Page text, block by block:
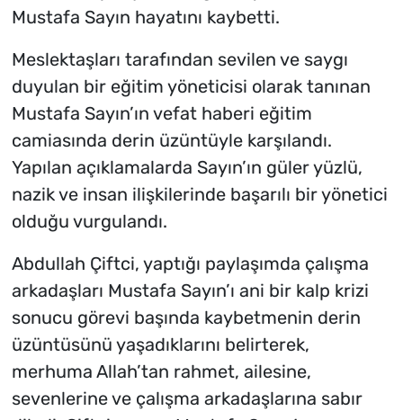
Mustafa Sayın hayatını kaybetti.
Meslektaşları tarafından sevilen ve saygı
duyulan bir eğitim yöneticisi olarak tanınan
Mustafa Sayın’ın vefat haberi eğitim
camiasında derin üzüntüyle karşılandı.
Yapılan açıklamalarda Sayın’ın güler yüzlü,
nazik ve insan ilişkilerinde başarılı bir yönetici
olduğu vurgulandı.
Abdullah Çiftci, yaptığı paylaşımda çalışma
arkadaşları Mustafa Sayın’ı ani bir kalp krizi
sonucu görevi başında kaybetmenin derin
üzüntüsünü yaşadıklarını belirterek,
merhuma Allah’tan rahmet, ailesine,
sevenlerine ve çalışma arkadaşlarına sabır